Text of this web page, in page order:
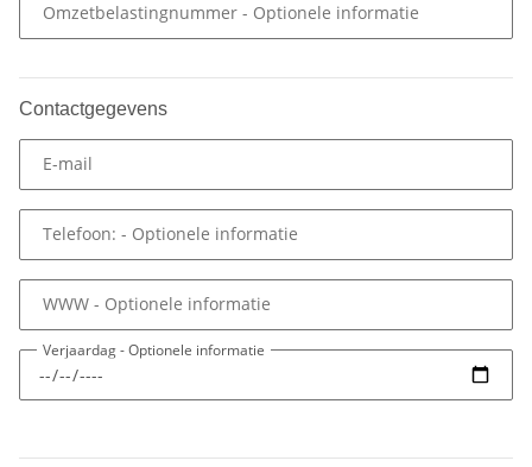
Omzetbelastingnummer - Optionele informatie
Contactgegevens
E-mail
Telefoon: - Optionele informatie
WWW - Optionele informatie
Verjaardag- Optionele informatie